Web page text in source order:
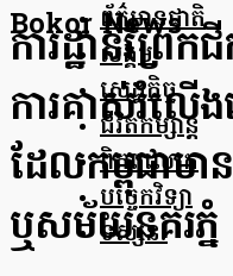
Bokor News
ព័ត៌មានជាតិ
សង្គម
សេដ្ឋកិច្ច
ជីវិតកម្សាន្ត
ពិភពលោក
បច្ចេកវិទ្យា
ទស្សនៈ
ការដ្ឋានព្រ
ការគាស់រំលើ
ដែល​កម្ពុជា​ម
ឬសម័យនគរភ្នំ